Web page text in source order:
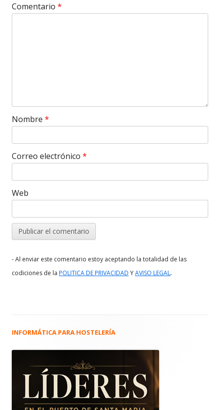
Comentario *
Nombre *
Correo electrónico *
Web
- Al enviar este comentario estoy aceptando la totalidad de las
codiciones de la POLITICA DE PRIVACIDAD YAVISO LEGAL.
Barra
principal
INFORMÁTICA PARA HOSTELERÍA